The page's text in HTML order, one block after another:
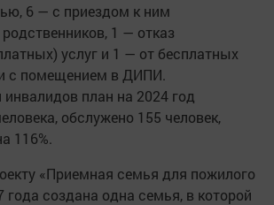
6 — с приездом к ним
1 — отказ
услуг и 1 — от бесплатных
с помещением в ДИПИ.
план на 2024 год
обслужено 155 человек,
116%.
«Приемная семья для пожилого
года создана одна семья, в которой